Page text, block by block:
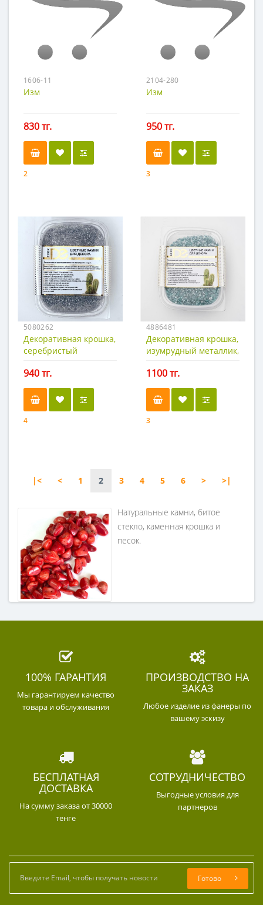
1606-11
Изм
830 тг.
2
2104-280
Изм
950 тг.
3
5080262
Декоративная крошка,
серебристый
фракция 0,5-1 мм.
940 тг.
4
4886481
Декоративная крошка,
изумрудный металлик,
мм.
1100 тг.
3
|< < 1 2 3 4 5 6 > >|
Натуральные камни, битое
стекло, каменная крошка и
песок.
100% ГАРАНТИЯ
Мы гарантируем качество
товара и обслуживания
ПРОИЗВОДСТВО НА
ЗАКАЗ
Любое изделие из фанеры по
вашему эскизу
БЕСПЛАТНАЯ
ДОСТАВКА
На сумму заказа от 30000
тенге
СОТРУДНИЧЕСТВО
Выгодные условия для
партнеров
Готово